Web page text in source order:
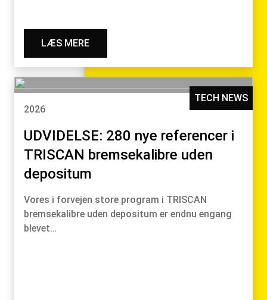
LÆS MERE
TECH NEWS
2026
UDVIDELSE: 280 nye referencer i
TRISCAN bremsekalibre uden
depositum
Vores i forvejen store program i TRISCAN
bremsekalibre uden depositum er endnu engang
blevet…